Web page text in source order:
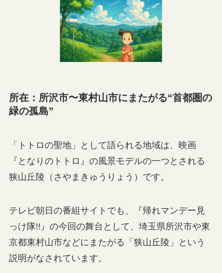
所在：所沢市〜東村山市にまたがる“首都圏の
緑の孤島”
「トトロの聖地」として語られる地域は、映画
『となりのトトロ』の風景モデルの一つとされる
狭山丘陵（さやまきゅうりょう）です。
テレビ朝日の番組サイトでも、『帰れマンデー見
っけ隊!!』の今回の舞台として、埼玉県所沢市や東
京都東村山市などにまたがる「狭山丘陵」という
説明がなされています。